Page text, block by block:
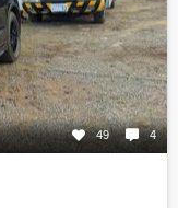
49 4